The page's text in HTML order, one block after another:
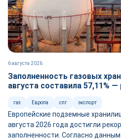
6 августа 2026
Заполненность газовых
августа составила 57,11%
газ Европа спг экспорт
Европейские подземные
августа 2026 года достигли
заполненности. Согласно данным